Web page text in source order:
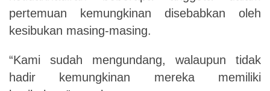
pertemuan kemungkinan disebabkan oleh
kesibukan masing-masing.
“Kami sudah mengundang, walaupun tidak
hadir kemungkinan mereka memiliki